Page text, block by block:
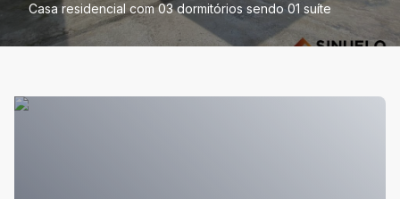
Casa residencial com 03 dormitórios sendo 01 suíte